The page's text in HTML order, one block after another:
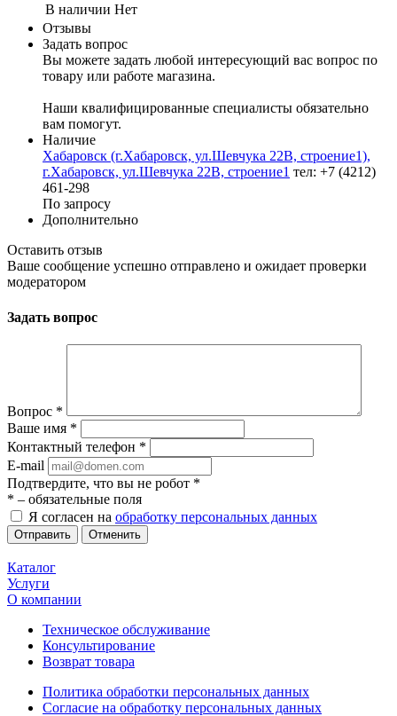
В наличии Нет
Отзывы
Задать вопрос
Вы можете задать любой интересующий вас вопрос по
товару или работе магазина.
Наши квалифицированные специалисты обязательно
вам помогут.
Наличие
Хабаровск (г.Хабаровск, ул.Шевчука 22В, строение1),
г.Хабаровск, ул.Шевчука 22В, строение1 тел: +7 (4212)
461-298
По запросу
Дополнительно
Оставить отзыв
Ваше сообщение успешно отправлено и ожидает проверки
модератором
Задать вопрос
Вопрос *
Ваше имя *
Контактный телефон *
E-mail
Подтвердите, что вы не робот *
* – обязательные поля
Я согласен на обработку персональных данных
Отменить
Каталог
Услуги
О компании
Техническое обслуживание
Консультирование
Возврат товара
Политика обработки персональных данных
Согласие на обработку персональных данных